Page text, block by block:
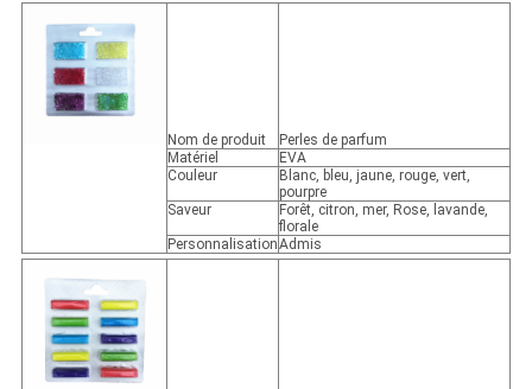
Nom de produit
Perles de parfum
Matériel
EVA
Couleur
Blanc, bleu, jaune, rouge, vert,
pourpre
Saveur
Forêt, citron, mer, Rose, lavande,
florale
PersonnalisationAdmis